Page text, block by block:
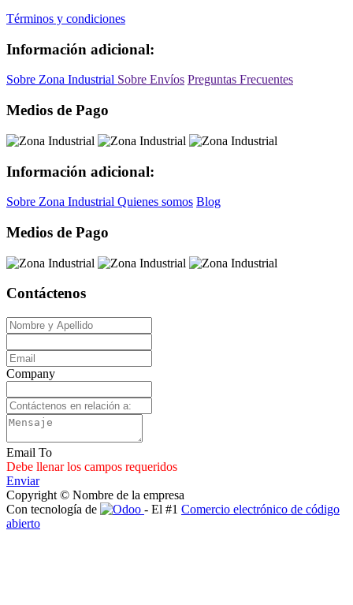
Términos y condiciones
Información adicional:
Sobre Zona Industrial Sobre Envíos Preguntas Frecuentes
Medios de Pago
Información adicional:
Sobre Zona Industrial Quienes somos Blog
Medios de Pago
Contáctenos
Company
Email To
Debe llenar los campos requeridos
Enviar
Copyright © Nombre de la empresa
Con tecnología de
- El #1 Comercio electrónico de código
abierto